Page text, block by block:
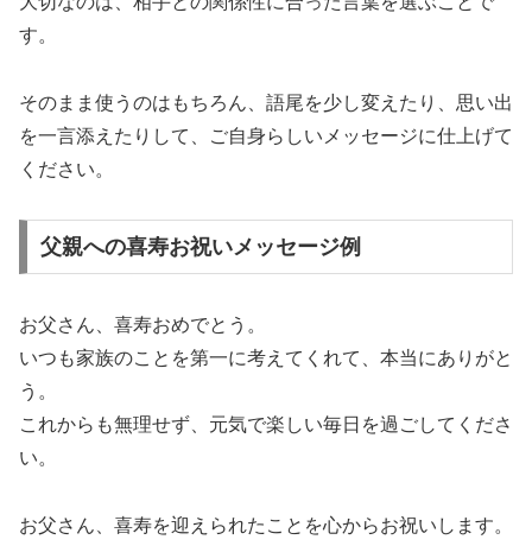
す。
そのまま使うのはもちろん、語尾を少し変えたり、思い出
を一言添えたりして、ご自身らしいメッセージに仕上げて
ください。
父親への喜寿お祝いメッセージ例
お父さん、喜寿おめでとう。
いつも家族のことを第一に考えてくれて、本当にありがと
う。
これからも無理せず、元気で楽しい毎日を過ごしてくださ
い。
お父さん、喜寿を迎えられたことを心からお祝いします。